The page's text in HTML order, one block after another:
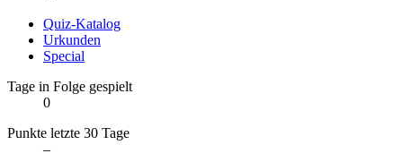
Quiz-Katalog
Urkunden
Special
Tage in Folge gespielt
0
Punkte letzte 30 Tage
–